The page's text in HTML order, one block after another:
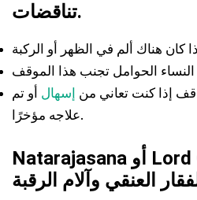
تناقضات.
إذا كنت تعاني من
إسهال
أو تم
علاجه مؤخرًا.
Natarajasana أو Lord Of The Dance